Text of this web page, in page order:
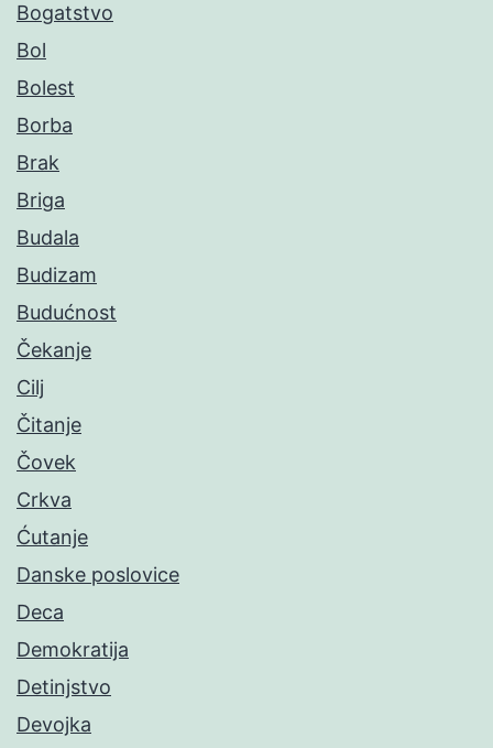
Bogatstvo
Bol
Bolest
Borba
Brak
Briga
Budala
Budizam
Budućnost
Čekanje
Cilj
Čitanje
Čovek
Crkva
Ćutanje
Danske poslovice
Deca
Demokratija
Detinjstvo
Devojka